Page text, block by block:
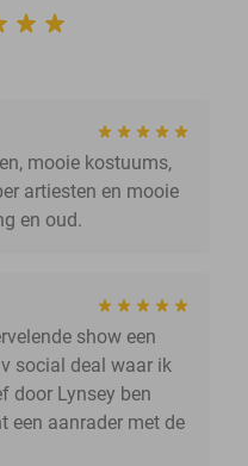
mooie kostuums,
artiesten en mooie
en oud.
show een
social deal waar ik
door Lynsey ben
een aanrader met de